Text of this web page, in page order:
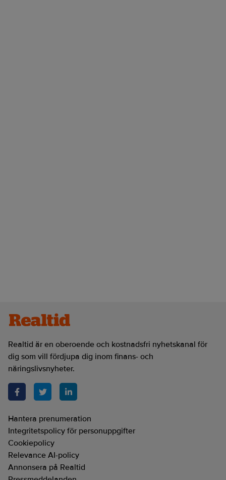
Realtid är en oberoende och kostnadsfri nyhetskanal för
dig som vill fördjupa dig inom finans- och
näringslivsnyheter.
Hantera prenumeration
Integritetspolicy för personuppgifter
Cookiepolicy
Relevance AI-policy
Annonsera på Realtid